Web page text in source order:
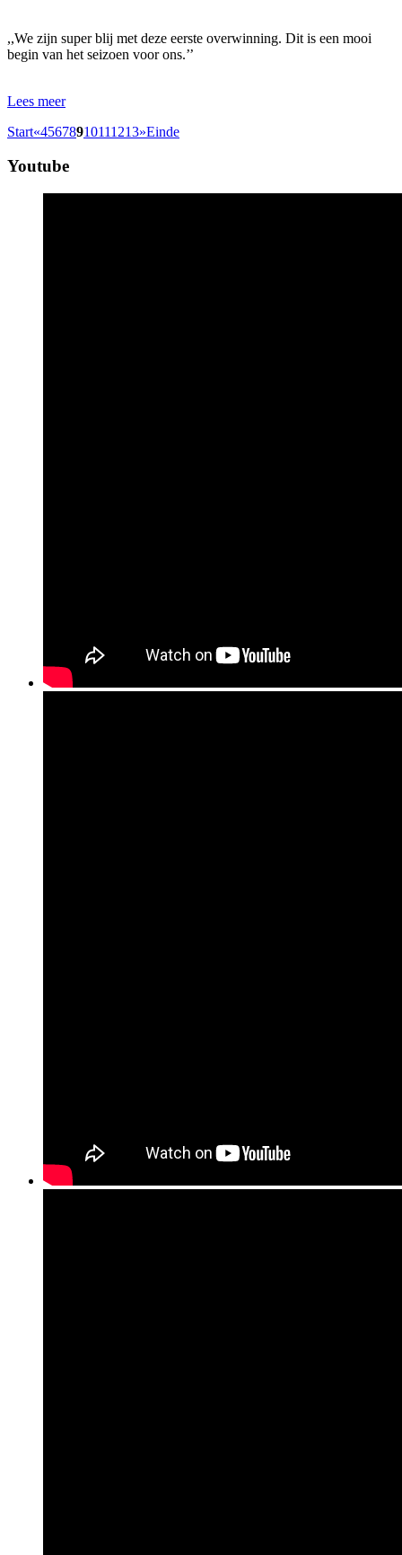
,,We zijn super blij met deze eerste overwinning. Dit is een mooi
begin van het seizoen voor ons.’’
Lees meer
Start«45678910111213»Einde
Youtube